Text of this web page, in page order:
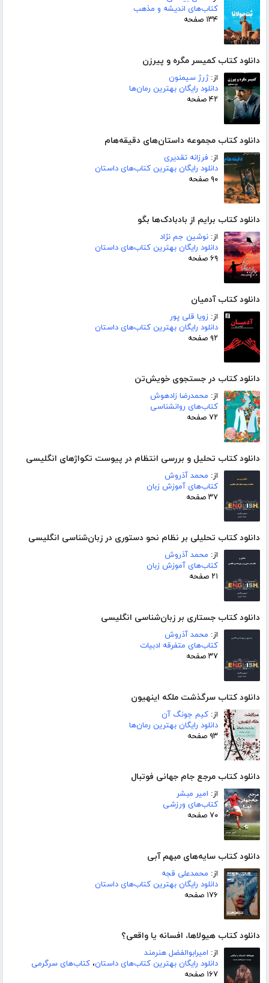
کتاب‌های اندیشه و مذهب
۱۳۴ صفحه
دانلود کتاب کمیسر مگره و پیرزن
از:ژرژ سیمنون
دانلود رایگان بهترین رمان‌ها
۴۲ صفحه
دانلود کتاب مجموعه داستان‌های دقیقه‌هام
از: فرزانه تقدیری
دانلود رایگان بهترین کتاب‌های داستان
۹۰ صفحه
دانلود کتاب برایم از بادبادک‌ها بگو
از: نوشین جم نژاد
دانلود رایگان بهترین کتاب‌های داستان
۶۹ صفحه
دانلود کتاب آدمیان
از: زویا قلی پور
دانلود رایگان بهترین کتاب‌های داستان
۹۲ صفحه
دانلود کتاب در جستجوی خویش‌تن
از: محمدرضا زادهوش
کتاب‌های روانشناسی
۷۲ صفحه
دانلود کتاب تحلیل و بررسی انتظام در پیوست تکواژهای انگلیسی
از: محمد آذروش
کتاب‌های آموزش زبان
۳۷ صفحه
دانلود کتاب تحلیلی بر نظام نحو دستوری در زبان‌شناسی انگلیسی
از: محمد آذروش
کتاب‌های آموزش زبان
۲۱ صفحه
دانلود کتاب جستاری بر زبان‌شناسی انگلیسی
از: محمد آذروش
کتاب‌های متفرقه ادبیات
۳۷ صفحه
دانلود کتاب سرگذشت ملکه اینهیون
از: کیم جونگ آن
دانلود رایگان بهترین رمان‌ها
۹۳ صفحه
دانلود کتاب مرجع جام جهانی فوتبال
از: امیر مبشر
کتاب‌های ورزشی
۷۰ صفحه
دانلود کتاب سایه‌های مبهم آبی
از: محمدعلی قجه
دانلود رایگان بهترین کتاب‌های داستان
۱۷۶ صفحه
دانلود کتاب هیولاها، افسانه یا واقعی؟
از: امیرابوالفضل هنرمند
دانلود رایگان بهترین کتاب‌های داستان، کتاب‌های سرگرمی
۱۶۷ صفحه